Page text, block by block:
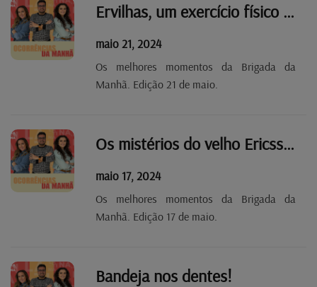
Ervilhas, um exercício físico radical
maio 21, 2024
Os melhores momentos da Brigada da
Manhã. Edição 21 de maio.
Os mistérios do velho Ericsson
maio 17, 2024
Os melhores momentos da Brigada da
Manhã. Edição 17 de maio.
Bandeja nos dentes!